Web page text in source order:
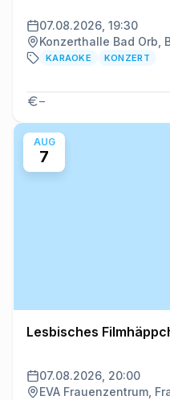
07.08.2026, 19:30
Konzerthalle Bad Orb,
KARAOKE KONZERT
–
AUG
7
Lesbisches
07.08.2026, 20:00
EVA Frauenzentrum,